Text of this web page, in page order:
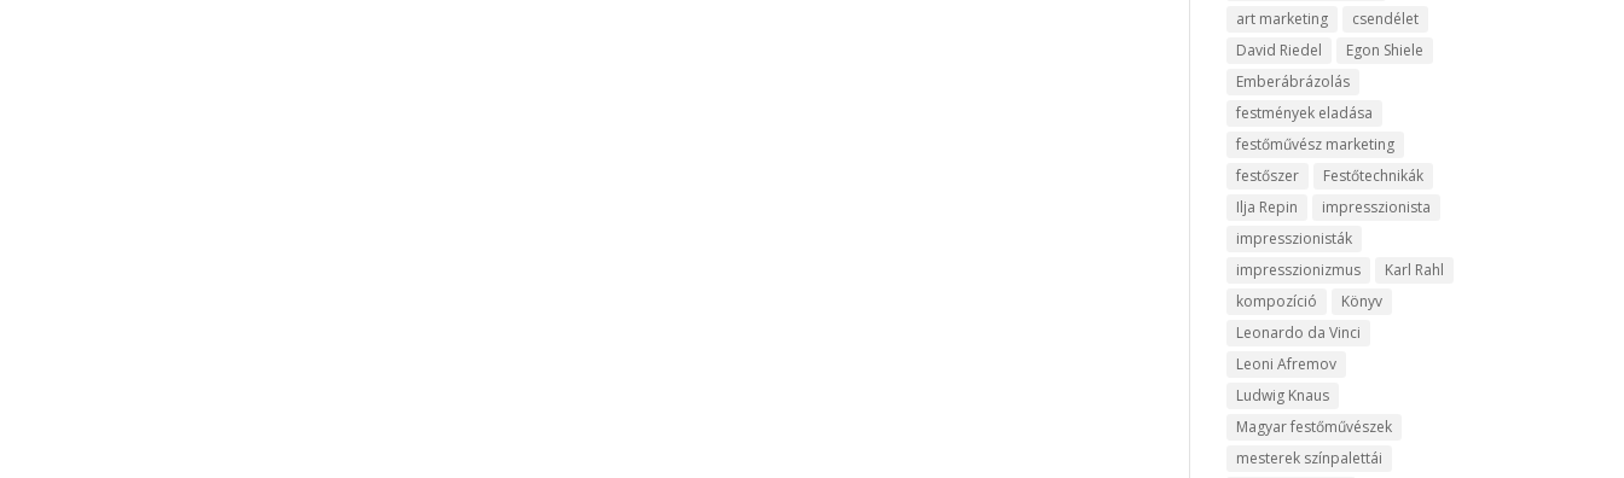
art marketing
csendélet
David Riedel
Egon Shiele
Emberábrázolás
festmények eladása
festőművész marketing
festőszer
Festőtechnikák
Ilja Repin
impresszionista
impresszionisták
impresszionizmus
Karl Rahl
kompozíció
Könyv
Leonardo da Vinci
Leoni Afremov
Ludwig Knaus
Magyar festőművészek
mesterek színpalettái